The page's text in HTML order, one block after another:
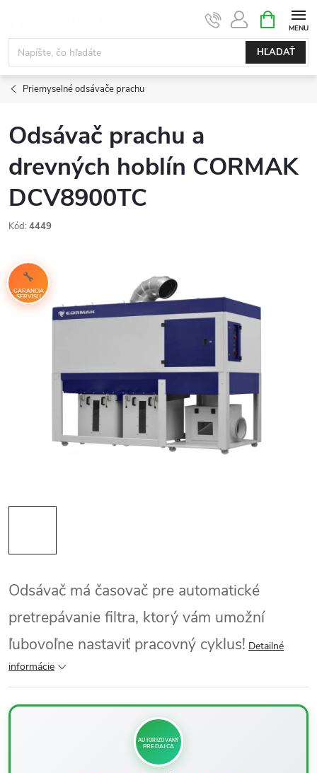
obsah
HĽADAŤ
KOŠÍK
Priemyselné odsávače prachu
Odsávač prachu a
drevných hoblín CORMAK
DCV8900TC
Kód: 4449
GARANCIA
SERVISU
Odsávač má časovač pre automatické
pretrepávanie filtra, ktorý vám umožní
ľubovoľne nastaviť pracovný cyklus! Detailné
informácie
AUTORIZOVANÝ
PREDAJCA